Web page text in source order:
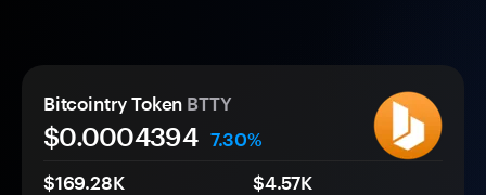
Bitcointry Token BTTY
$0.0004394
7.30%
$169.28K
$4.57K